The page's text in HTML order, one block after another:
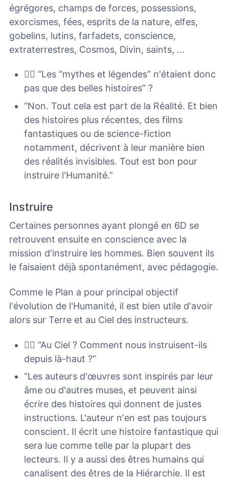
égrégores, champs de forces, possessions,
exorcismes, fées, esprits de la nature, elfes,
gobelins, lutins, farfadets, conscience,
extraterrestres, Cosmos, Divin, saints, ...
🙋‍♀️ “Les “mythes et légendes” n'étaient donc
pas que des belles histoires” ?
“Non. Tout cela est part de la Réalité. Et bien
des histoires plus récentes, des films
fantastiques ou de science-fiction
notamment, décrivent à leur manière bien
des réalités invisibles. Tout est bon pour
instruire l'Humanité.”
Instruire
Certaines personnes ayant plongé en 6D se
retrouvent ensuite en conscience avec la
mission d'instruire les hommes. Bien souvent ils
le faisaient déjà spontanément, avec pédagogie.
Comme le Plan a pour principal objectif
l'évolution de l'Humanité, il est bien utile d'avoir
alors sur Terre et au Ciel des instructeurs.
🙋‍♀️ “Au Ciel ? Comment nous instruisent-ils
depuis là-haut ?”
“Les auteurs d'œuvres sont inspirés par leur
âme ou d'autres muses, et peuvent ainsi
écrire des histoires qui donnent de justes
instructions. L'auteur n'en est pas toujours
conscient. Il écrit une histoire fantastique qui
sera lue comme telle par la plupart des
lecteurs. Il y a aussi des êtres humains qui
canalisent des êtres de la Hiérarchie. Il est